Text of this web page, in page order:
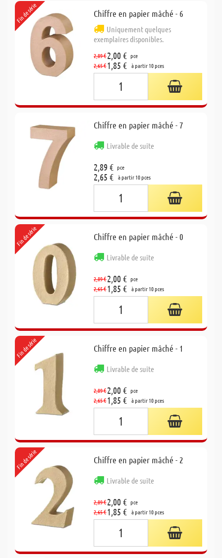
Chiffre en papier mâché - 6
Uniquement quelques
exemplaires disponibles.
2,89 €2,00 € pce
2,65 €1,85 € à partir 10 pces
Fin de série
Chiffre en papier mâché - 7
Livrable de suite
2,89 € pce
2,65 € à partir 10 pces
Chiffre en papier mâché - 0
Livrable de suite
2,89 €2,00 € pce
2,65 €1,85 € à partir 10 pces
Fin de série
Chiffre en papier mâché - 1
Livrable de suite
2,89 €2,00 € pce
2,65 €1,85 € à partir 10 pces
Fin de série
Chiffre en papier mâché - 2
Livrable de suite
2,89 €2,00 € pce
2,65 €1,85 € à partir 10 pces
Fin de série